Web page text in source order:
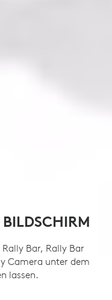
Bar, Rally Bar
Camera unter dem
lassen.